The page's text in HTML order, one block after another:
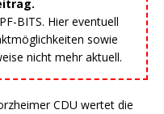
BITS. Hier eventuell
sowie
nicht mehr aktuell.
CDU wertet die